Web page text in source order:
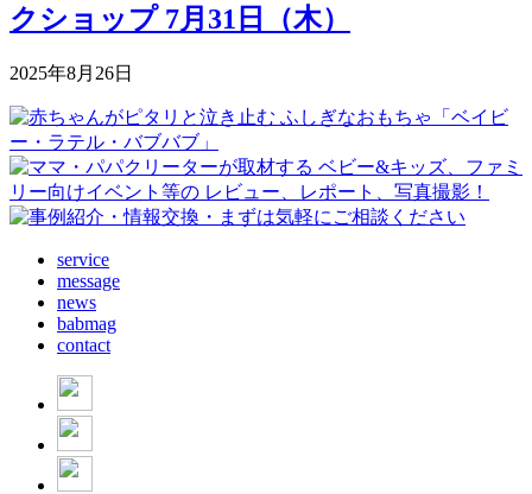
クショップ 7月31日（木）
2025年8月26日
service
message
news
babmag
contact